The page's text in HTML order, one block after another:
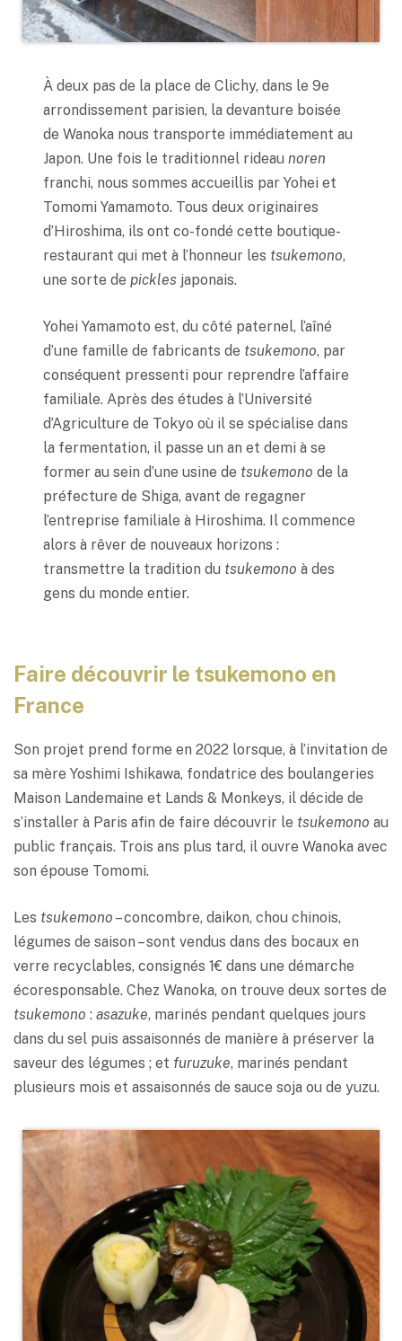
À deux pas de la place de Clichy, dans le 9e
arrondissement parisien, la devanture boisée
de Wanoka nous transporte immédiatement au
Japon. Une fois le traditionnel rideaunoren
franchi, nous sommes accueillis par Yohei et
Tomomi Yamamoto. Tous deux originaires
d’Hiroshima, ils ont co-fondé cette boutique-
restaurant qui met à l’honneur les tsukemono,
une sorte depickles japonais.
Yohei Yamamoto est, du côté paternel, l’aîné
d’une famille de fabricants de tsukemono, par
conséquent pressenti pour reprendre l’affaire
familiale. Après des études à l’Université
d’Agriculture de Tokyo où il se spécialise dans
la fermentation, il passe un an et demi à se
former au sein d’une usine de tsukemonode la
préfecture de Shiga, avant de regagner
l’entreprise familiale à Hiroshima. Il commence
alors à rêver de nouveaux horizons :
transmettre la tradition du tsukemono à des
gens du monde entier.
Faire découvrir le tsukemono en
France
Son projet prend forme en 2022 lorsque, à l’invitation de
sa mère Yoshimi Ishikawa, fondatrice des boulangeries
Maison Landemaine et Lands & Monkeys, il décide de
s’installer à Paris afin de faire découvrir le tsukemono au
public français. Trois ans plus tard, il ouvre Wanoka avec
son épouse Tomomi.
Les tsukemono – concombre, daikon, chou chinois,
légumes de saison – sont vendus dans des bocaux en
verre recyclables, consignés 1€ dans une démarche
écoresponsable. Chez Wanoka, on trouve deux sortes de
tsukemono : asazuke, marinés pendant quelques jours
dans du sel puis assaisonnés de manière à préserver la
saveur des légumes ; et furuzuke, marinés pendant
plusieurs mois et assaisonnés de sauce soja ou de yuzu.